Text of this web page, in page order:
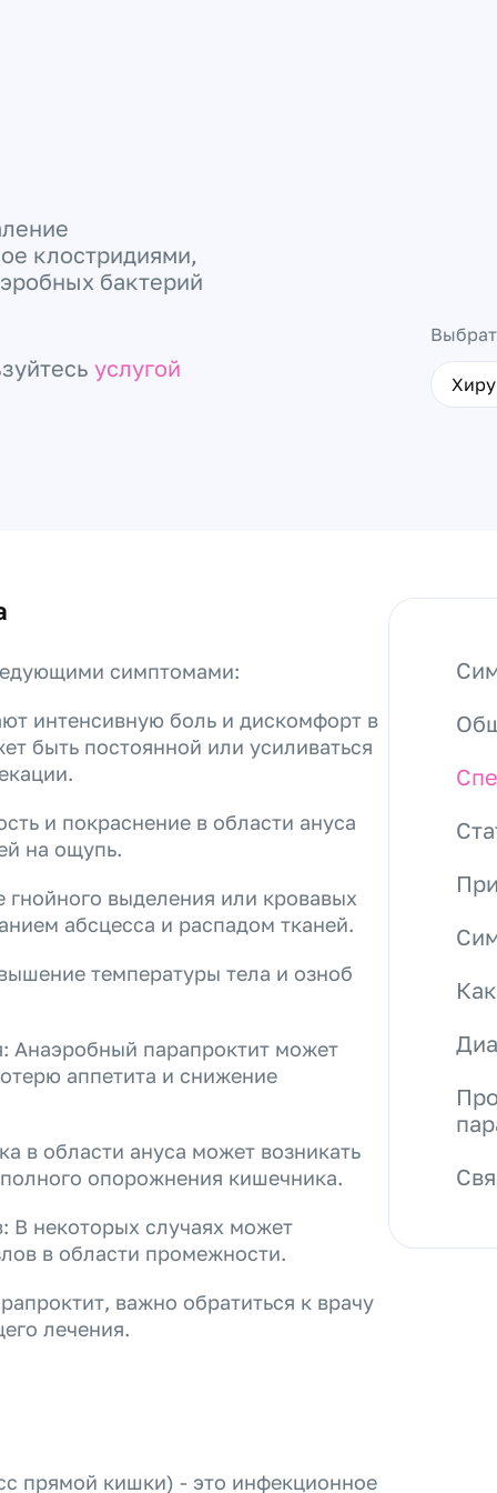
клостридиями,
бактерий
услугой
симптомами:
интенсивную боль и дискомфорт в
быть постоянной или усиливаться
и покраснение в области ануса
на ощупь.
выделения или кровавых
абсцесса и распадом тканей.
температуры тела и озноб
Анаэробный парапроктит может
аппетита и снижение
в области ануса может возникать
опорожнения кишечника.
В некоторых случаях может
в области промежности.
важно обратиться к врачу
лечения.
прямой кишки) - это инфекционное